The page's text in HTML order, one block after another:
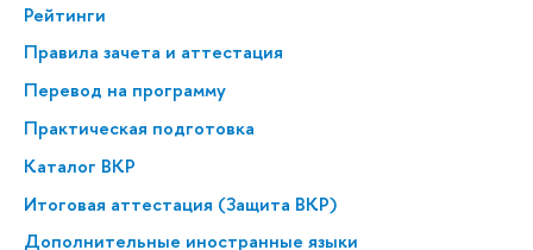
Рейтинги
Правила зачета и аттестация
Перевод на программу
Практическая подготовка
Каталог ВКР
Итоговая аттестация (Защита ВКР)
Дополнительные иностранные языки